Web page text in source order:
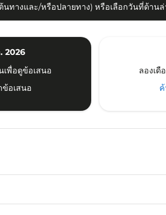
นทางและ/หรือปลายทาง) หรือเลือกวันที่ด้าน
2026
เพื่อดูข้อเสนอ
อเสนอ
ลองเดื